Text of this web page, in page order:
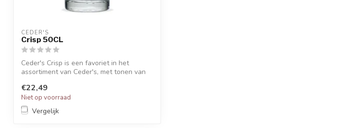
CEDER'S
Crisp 50CL
Ceder's Crisp is een favoriet in het
assortiment van Ceder's, met tonen van
€22,49
Niet op voorraad
Vergelijk